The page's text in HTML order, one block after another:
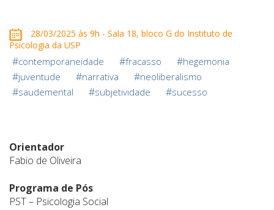
28/03/2025 às 9h - Sala 18, bloco G do Instituto de
Psicologia da USP
#contemporaneidade #fracasso #hegemonia
#juventude #narrativa #neoliberalismo
#saudemental #subjetividade #sucesso
Orientador
Fabio de Oliveira
Programa de Pós
PST – Psicologia Social